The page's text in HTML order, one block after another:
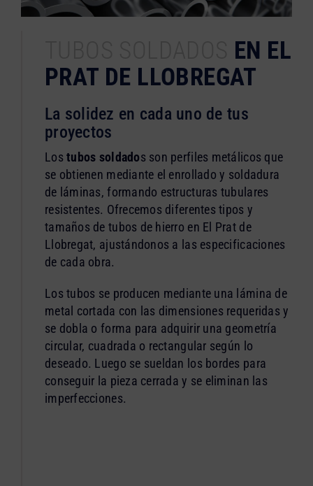
EN EL
PRAT DE LLOBREGAT
La solidez en cada uno de tus
proyectos
Lostubos soldados son perfiles metálicos que
se obtienen mediante el enrollado y soldadura
de láminas, formando estructuras tubulares
resistentes. Ofrecemos diferentes tipos y
tamaños de tubos de hierro en El Prat de
Llobregat, ajustándonos a las especificaciones
de cada obra.
Los tubos se producen mediante una lámina de
metal cortada con las dimensiones requeridas y
se dobla o forma para adquirir una geometría
circular, cuadrada o rectangular según lo
deseado. Luego se sueldan los bordes para
conseguir la pieza cerrada y se eliminan las
imperfecciones.